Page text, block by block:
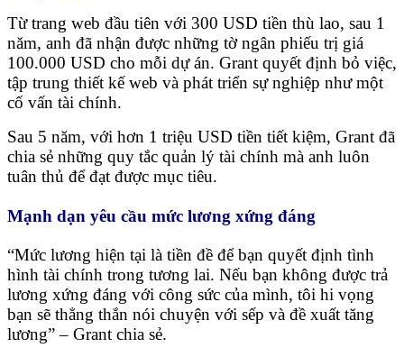
Từ trang web đầu tiên với 300 USD tiền thù lao, sau 1
năm, anh đã nhận được những tờ ngân phiếu trị giá
100.000 USD cho mỗi dự án. Grant quyết định bỏ việc,
tập trung thiết kế web và phát triển sự nghiệp như một
cố vấn tài chính.
Sau 5 năm, với hơn 1 triệu USD tiền tiết kiệm, Grant đã
chia sẻ những quy tắc quản lý tài chính mà anh luôn
tuân thủ để đạt được mục tiêu.
Mạnh dạn yêu cầu mức lương xứng đáng
“Mức lương hiện tại là tiền đề để bạn quyết định tình
hình tài chính trong tương lai. Nếu bạn không được trả
lương xứng đáng với công sức của mình, tôi hi vọng
bạn sẽ thẳng thắn nói chuyện với sếp và đề xuất tăng
lương” – Grant chia sẻ.